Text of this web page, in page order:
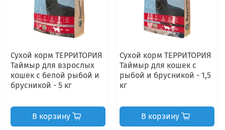
Сухой корм ТЕРРИТОРИЯ
Таймыр для взрослых
кошек с белой рыбой и
брусникой - 5 кг
В корзину
Сухой корм ТЕРРИТОРИЯ
Таймыр для кошек с
рыбой и брусникой - 1,5
кг
В корзину